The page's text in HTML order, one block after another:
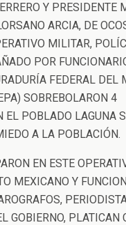
Y PRESIDENTE
ARCIA, DE
MILITAR,
POR
FEDERAL DEL
SOBREBOLARON 4
EL POBLADO LAGUNA
A LA POBLACIÓN.
EN ESTE
MEXICANO Y
GOBIERNO, PLATICAN